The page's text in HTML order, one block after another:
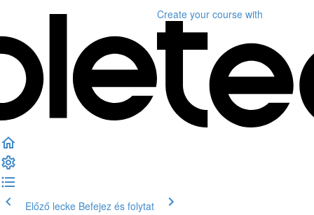
Create your course with
Előző lecke Befejez és folytat